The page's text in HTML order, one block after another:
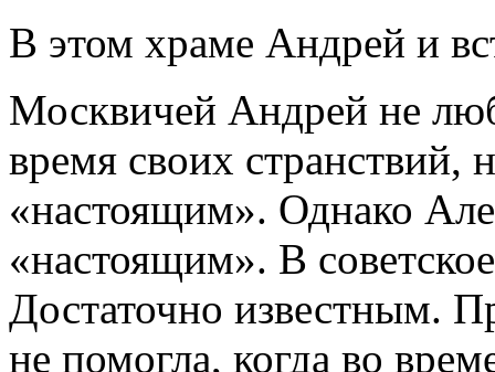
В этом храме Андрей и
Москвичей Андрей не
время своих странствий,
«настоящим». Однако
«настоящим». В
Достаточно известным.
не помогла, когда во